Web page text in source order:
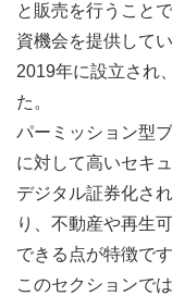
と販売を行うこと
資機会を提供してい
2019年に設立され
た。
パーミッション型
に対して高いセキ
デジタル証券化さ
り、不動産や再生
できる点が特徴です
このセクションで